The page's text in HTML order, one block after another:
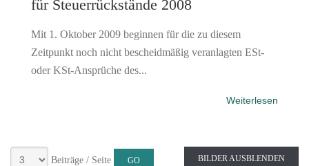
für Steuerrückstände 2008
Mit 1. Oktober 2009 beginnen für die zu diesem
Zeitpunkt noch nicht bescheidmäßig veranlagten ESt-
oder KSt-Ansprüche des...
Weiterlesen
Beiträge / Seite BILDER AUSBLENDEN